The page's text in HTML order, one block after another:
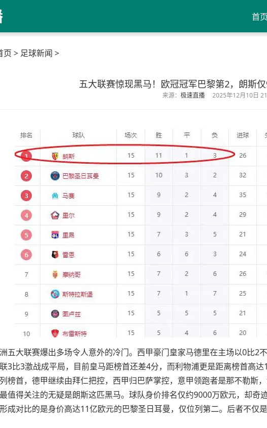
首页
页 > 足球新闻 >
五大联赛惊现黑马！欧冠冠军巴黎第2，朗斯
来源： 极速直播 2025年12月10日
五大联赛爆出多场令人意外的冷门。西甲豪门皇家马德里在主场以0比2
3比3激战成平局，目前皇马距榜首还差4分，而利物浦更是距离榜首高
榜首，德甲继续由拜仁把控，西甲归巴萨掌控，意甲领跑者是那不勒斯
值得关注的无疑是朗斯这匹黑马。球队身价排名仅约9000万欧元，却
成对比的是身价高达11亿欧元的巴黎圣日耳曼，仅位列第二。后者不仅